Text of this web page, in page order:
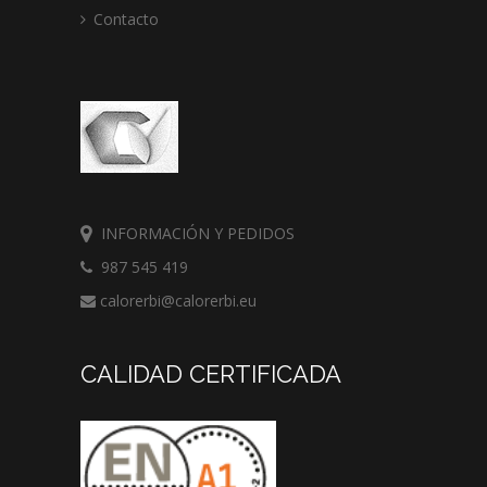
Contacto
INFORMACIÓN Y PEDIDOS
987 545 419
calorerbi@calorerbi.eu
CALIDAD CERTIFICADA